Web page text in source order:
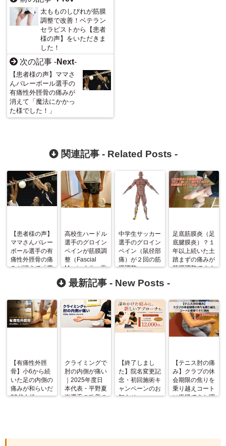
太もものしびれが筋膜
調整で改善！ベテラン
セラピストから【患者
様の声】をいただきま
した！
次の記事 -Next-
【患者様の声】ママさ
んバレーボール選手の
有痛性外脛骨の痛みが
消えて「魔法にかかっ
た様でした！」
関連記事 - Related Posts -
【患者様の声】
ママさんバレー
ボール選手の有
痛性外脛骨の痛
みが消えて「魔
高校生ハードル
選手のグロイン
ペインが筋膜調
整（Fascial
ManipulationⓇ
）で改善！
中学生サッカー
選手のグロイン
ペイン（鼠径部
痛）が２回の筋
膜調整
ManipulationⓇ
足底筋膜炎（足
底腱膜炎）？１
年以上続いた土
踏まずの痛みが
筋膜調整ですぐ
最新記事 - New Posts -
【有痛性外脛
骨】小6から続
いた足の内側の
痛みが和らいだ
20代女性
クライミングで
肘の内側が痛い
｜2025年度日
本代表・平野夏
海選手の改善の
【終了しまし
た】院名変更記
念・初回施術キ
ャンペーンのお
知らせ
【テニス肘の痛
み】クラブの休
会期限の焦りを
乗り越えコート
に復帰できた理